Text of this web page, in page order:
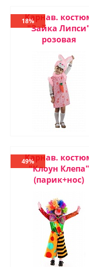
Карнав.
"Зайка
розовая
18%
Карнав.
"Клоун Клепа"
(парик+нос)
49%